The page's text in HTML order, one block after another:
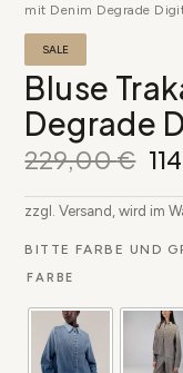
mit Denim Degrade
SALE
Bluse
Degrade
229,00€
zzgl. Versand, wird im
BITTE FARBE UND
FARBE